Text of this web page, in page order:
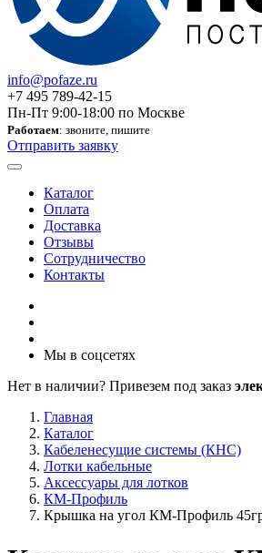
info@pofaze.ru
+7 495 789-42-15
Пн-Пт 9:00-18:00 по Москве
Работаем: звоните, пишите
Отправить заявку
Каталог
Оплата
Доставка
Отзывы
Сотрудничество
Контакты
Мы в соцсетях
Нет в наличии? Привезем под заказ
Главная
Каталог
Кабеленесущие системы (КНС)
Лотки кабельные
Аксессуары для лотков
КМ-Профиль
Крышка на угол КМ-Профиль